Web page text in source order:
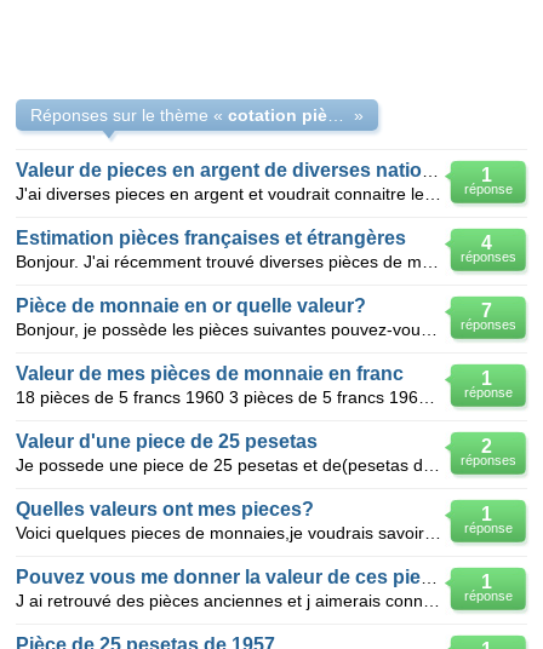
Réponses sur le thème « »
1
réponse
4
réponses
Estimation pièces françaises et étrangères
7
réponses
Pièce de monnaie en or quelle valeur?
1
réponse
Valeur de mes pièces de monnaie en franc
2
réponses
Valeur d'une piece de 25 pesetas
1
réponse
Quelles valeurs ont mes pieces?
1
réponse
Pièce de 25 pesetas de 1957